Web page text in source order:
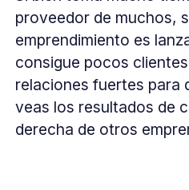
proveedor de muchos,
emprendimiento es
consigue pocos
relaciones fuertes para
veas los resultados de
derecha de otros